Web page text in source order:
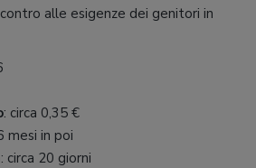
alle esigenze dei genitori in
: circa 0,35 €
mesi in poi
: circa 20 giorni